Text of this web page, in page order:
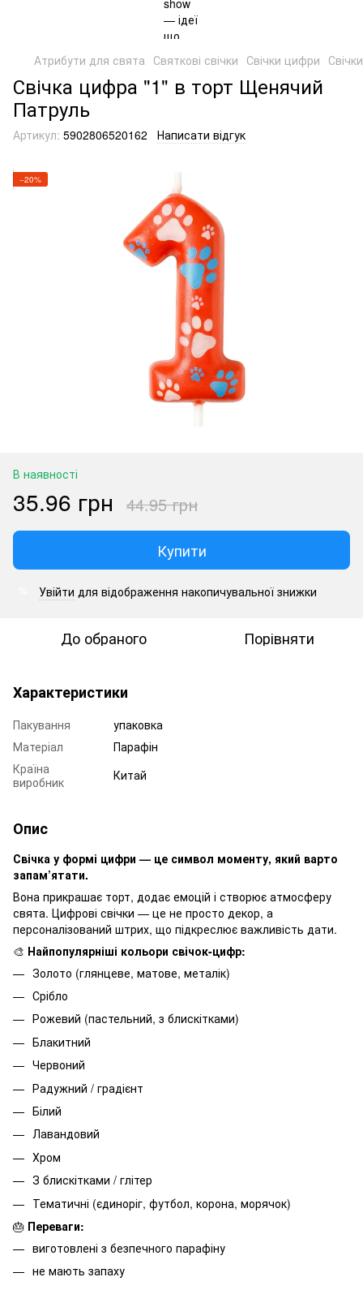
Атрибути для свята Святкові свічки Свічки цифри
Свічка цифра "1" в торт Щенячий
Патруль
Артикул: 5902806520162 Написати відгук
−20%
В наявності
35.96 грн 44.95 грн
Купити
Увійти для відображення накопичувальної знижки
До обраного Порівняти
Характеристики
Пакування
упаковка
Матеріал
Парафін
Країна
виробник
Китай
Опис
Свічка у формі цифри — це символ моменту, який варто
запам’ятати.
Вона прикрашає торт, додає емоцій і створює атмосферу
свята. Цифрові свічки — це не просто декор, а
персоналізований штрих, що підкреслює важливість дати.
🎨 Найпопулярніші кольори свічок-цифр:
Золото (глянцеве, матове, металік)
Срібло
Рожевий (пастельний, з блискітками)
Блакитний
Червоний
Радужний / градієнт
Білий
Лавандовий
Хром
З блискітками / глітер
Тематичні (єдиноріг, футбол, корона, морячок)
🎂 Переваги:
виготовлені з безпечного парафіну
не мають запаху